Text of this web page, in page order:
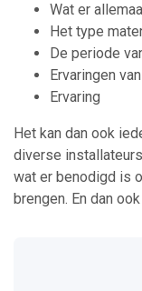
Wat er
Het type
De periode
Ervaringen
Ervaring
Het kan dan ook
diverse
wat er benodigd is
brengen. En dan